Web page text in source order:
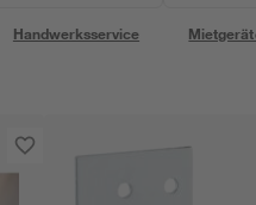
Handwerksservice